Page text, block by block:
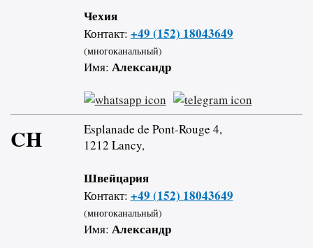
Чехия
Контакт: +49 (152) 18043649
(многоканальный)
Имя: Александр
CH
Esplanade de Pont-Rouge 4,
1212 Lancy,
Швейцария
Контакт: +49 (152) 18043649
(многоканальный)
Имя: Александр